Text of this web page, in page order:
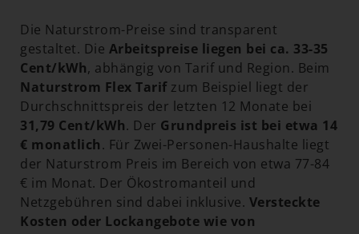
Die Naturstrom-Preise sind transparent
gestaltet. Die Arbeitspreise liegen bei ca. 33-35
Cent/kWh, abhängig von Tarif und Region. Beim
Naturstrom Flex Tarifzum Beispiel liegt der
Durchschnittspreis der letzten 12 Monate bei
31,79 Cent/kWh. Der Grundpreis ist bei etwa 14
€ monatlich. Für Zwei-Personen-Haushalte liegt
der Naturstrom Preis im Bereich von etwa 77-84
€ im Monat. Der Ökostromanteil und
Netzgebühren sind dabei inklusive. Versteckte
Kosten oder Lockangebote wie von